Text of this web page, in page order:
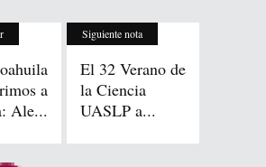
a
Ale...
Siguiente nota
El 32 Verano de
la Ciencia
UASLP a...